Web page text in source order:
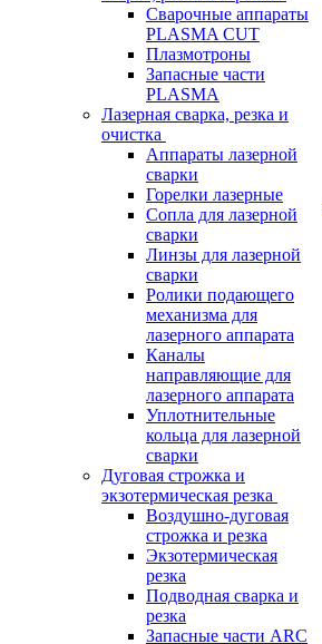
Сварочные аппараты
PLASMA CUT
Плазмотроны
Запасные части
PLASMA
Лазерная сварка, резка и
очистка
Аппараты лазерной
сварки
Горелки лазерные
Сопла для лазерной
сварки
Линзы для лазерной
сварки
Ролики подающего
механизма для
лазерного аппарата
Каналы
направляющие для
лазерного аппарата
Уплотнительные
кольца для лазерной
сварки
Дуговая строжка и
экзотермическая резка
Воздушно-дуговая
строжка и резка
Экзотермическая
резка
Подводная сварка и
резка
Запасные части ARC